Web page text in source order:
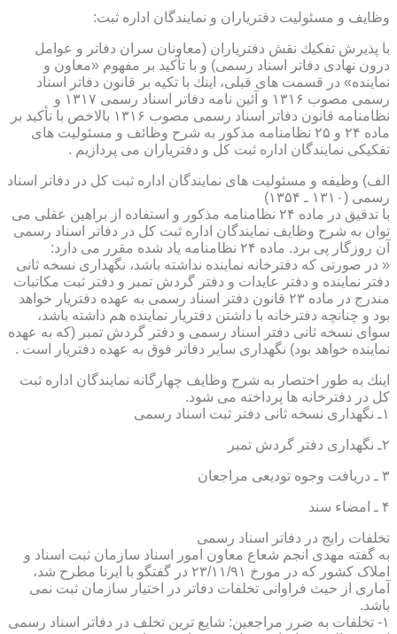
وظایف و مسئولیت دفتریاران و نمایندگان اداره ثبت:
با پذیرش تفكیك نقش دفتریاران (معاونان سران دفاتر و عوامل
درون نهادی دفاتر اسناد رسمی) و با تأكید بر مفهوم «معاون و
نماینده» در قسمت های قبلی، اینك با تكیه بر قانون دفاتر اسناد
رسمی مصوب ۱۳۱۶ و آئین نامه دفاتر اسناد رسمی ۱۳۱۷ و
نظامنامه قانون دفاتر اسناد رسمی مصوب ۱۳۱۶ بالاخص با تأكید بر
ماده ۲۴ و ۲۵ نظامنامه مذكور به شرح وظائف و مسئولیت های
تفكیكی نمایندگان اداره ثبت كل و دفتریاران می پردازیم .
الف) وظیفه و مسئولیت های نمایندگان اداره ثبت كل در دفاتر اسناد
رسمی (۱۳۱۰ ـ ۱۳۵۴)
با تدقیق در ماده ۲۴ نظامنامه مذكور و استفاده از براهین عقلی می
توان به شرح وظایف نمایندگان اداره ثبت كل در دفاتر اسناد رسمی
آن روزگار پی برد. ماده ۲۴ نظامنامه یاد شده مقرر می دارد:
« در صورتی كه دفترخانه نماینده نداشته باشد، نگهداری نسخه ثانی
دفتر نماینده و دفتر عایدات و دفتر گردش تمبر و دفتر ثبت مكاتبات
مندرج در ماده ۲۳ قانون دفتر اسناد رسمی به عهده دفتریار خواهد
بود و چنانچه دفترخانه با داشتن دفتریار نماینده هم داشته باشد،
سوای نسخه ثانی دفتر اسناد رسمی و دفتر گردش تمبر (كه به عهده
نماینده خواهد بود) نگهداری سایر دفاتر فوق به عهده دفتریار است .
اینك به طور اختصار به شرح وظایف چهارگانه نمایندگان اداره ثبت
كل در دفترخانه ها پرداخته می شود.
۱ـ نگهداری نسخه ثانی دفتر ثبت اسناد رسمی
۲ـ نگهداری دفتر گردش تمبر
۳ ـ دریافت وجوه تودیعی مراجعان
۴ ـ امضاء سند
تخلفات رایج در دفاتر اسناد رسمی
به گفته مهدی انجم شعاع معاون امور اسناد سازمان ثبت اسناد و
املاک کشور که در مورخ ۲۳/۱۱/۹۱ در گفتگو با ایرنا مطرح شد،
آماری از حیث فراوانی تخلفات دفاتر در اختیار سازمان ثبت نمی
باشد.
۱- تخلفات به ضرر مراجعین: شایع ترین تخلف در دفاتر اسناد رسمی